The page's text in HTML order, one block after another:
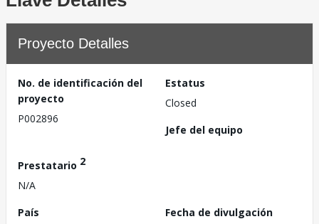
Proyecto Detalles
No. de identificación del
proyecto
P002896
Estatus
Closed
Jefe del equipo
Prestatario 2
N/A
País
Fecha de divulgación